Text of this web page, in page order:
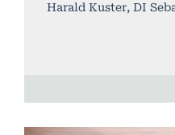
Harald Kuster, DI